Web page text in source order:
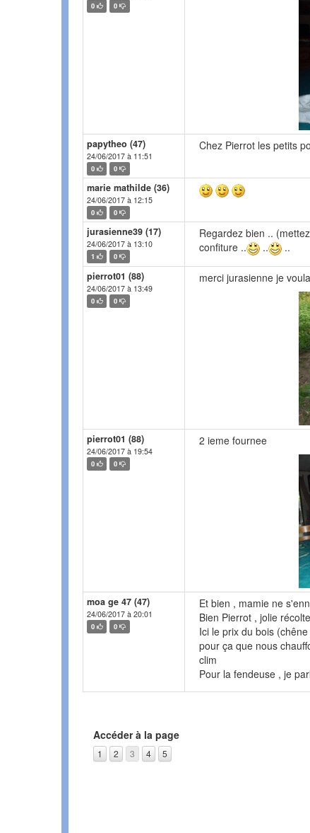
0 0
papytheo (47)
24/06/2017 à 11:51
0 0
Chez Pierrot les petits
marie mathilde (36)
24/06/2017 à 12:15
0 0
jurasienne39 (17)
24/06/2017 à 13:10
1 0
Regardez bien ..
confiture ..
.. ..
pierrot01 (88)
24/06/2017 à 13:49
0 0
merci jurasienne je
pierrot01 (88)
24/06/2017 à 19:54
0 0
2 ieme fournee
moa ge 47 (47)
24/06/2017 à 20:01
0 0
Et bien , mamie ne
Bien Pierrot , jolie récolte
Ici le prix du bois
pour ça que nous
clim
Pour la fendeuse , je
Accéder à la page
1 2 3 4 5